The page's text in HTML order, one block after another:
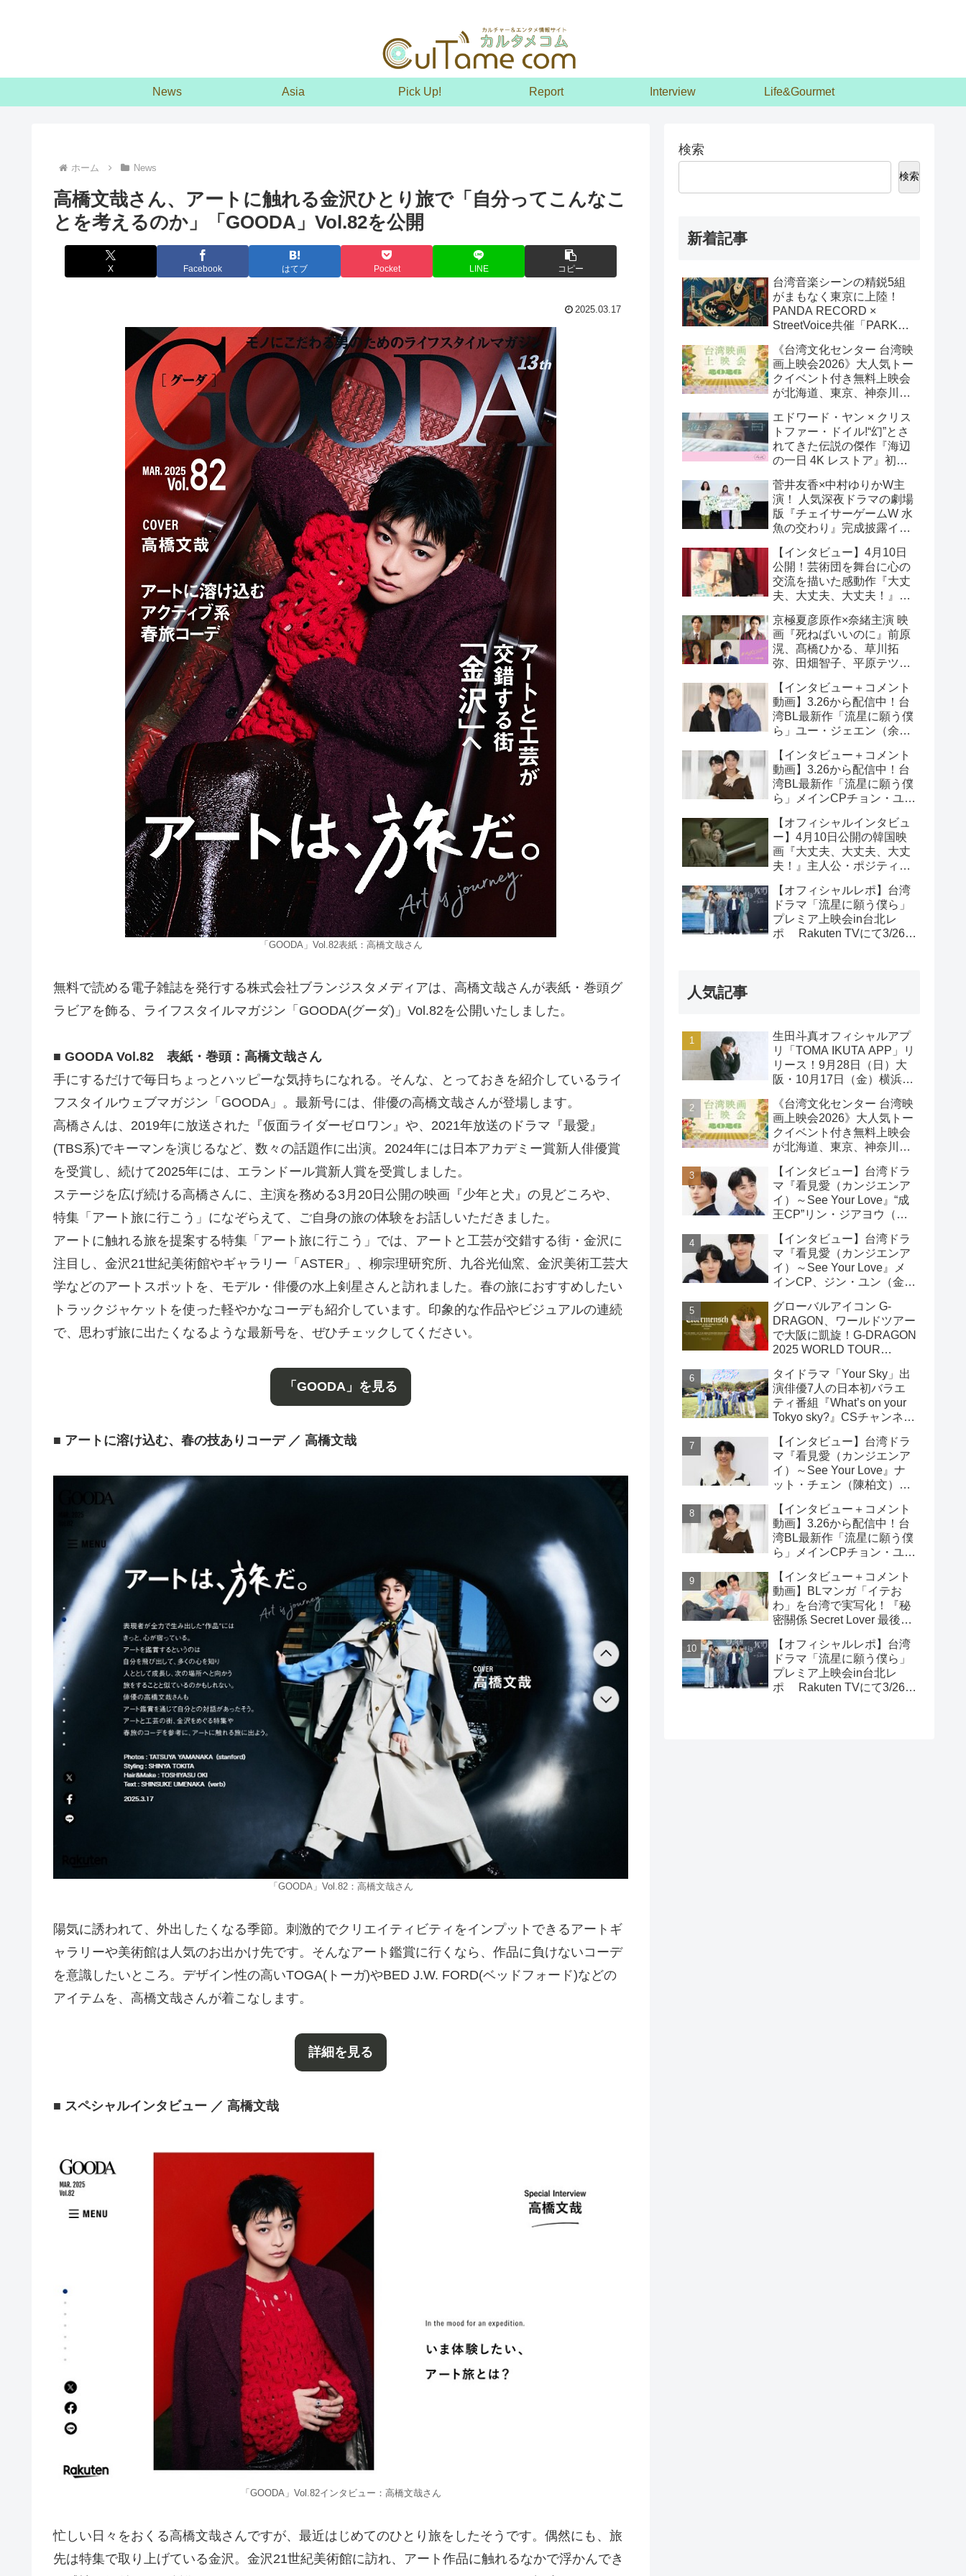
News Asia Pick Up! Report Interview Life&Gourmet
ホーム News
高橋文哉さん、アートに触れる金沢ひとり旅で「自分ってこんなこ
とを考えるのか」「GOODA」Vol.82を公開
X Facebook はてブ Pocket LINE コピー
2025.03.17
「GOODA」Vol.82表紙：高橋文哉さん
無料で読める電子雑誌を発行する株式会社ブランジスタメディアは、高橋文哉さんが表紙・巻頭グ
ラビアを飾る、ライフスタイルマガジン「GOODA(グーダ)」Vol.82を公開いたしました。
■ GOODA Vol.82 表紙・巻頭：高橋文哉さん
手にするだけで毎日ちょっとハッピーな気持ちになれる。そんな、とっておきを紹介しているライ
フスタイルウェブマガジン「GOODA」。最新号には、俳優の高橋文哉さんが登場します。
高橋さんは、2019年に放送された『仮面ライダーゼロワン』や、2021年放送のドラマ『最愛』
(TBS系)でキーマンを演じるなど、数々の話題作に出演。2024年には日本アカデミー賞新人俳優賞
を受賞し、続けて2025年には、エランドール賞新人賞を受賞しました。
ステージを広げ続ける高橋さんに、主演を務める3月20日公開の映画『少年と犬』の見どころや、
特集「アート旅に行こう」になぞらえて、ご自身の旅の体験をお話しいただきました。
アートに触れる旅を提案する特集「アート旅に行こう」では、アートと工芸が交錯する街・金沢に
注目し、金沢21世紀美術館やギャラリー「ASTER」、柳宗理研究所、九谷光仙窯、金沢美術工芸大
学などのアートスポットを、モデル・俳優の水上剣星さんと訪れました。春の旅におすすめしたい
トラックジャケットを使った軽やかなコーデも紹介しています。印象的な作品やビジュアルの連続
で、思わず旅に出たくなるような最新号を、ぜひチェックしてください。
「GOODA」を見る
■ アートに溶け込む、春の技ありコーデ ／ 高橋文哉
「GOODA」Vol.82：高橋文哉さん
陽気に誘われて、外出したくなる季節。刺激的でクリエイティビティをインプットできるアートギ
ャラリーや美術館は人気のお出かけ先です。そんなアート鑑賞に行くなら、作品に負けないコーデ
を意識したいところ。デザイン性の高いTOGA(トーガ)やBED J.W. FORD(ベッドフォード)などの
アイテムを、高橋文哉さんが着こなします。
詳細を見る
■ スペシャルインタビュー ／ 高橋文哉
「GOODA」Vol.82インタビュー：高橋文哉さん
忙しい日々をおくる高橋文哉さんですが、最近はじめてのひとり旅をしたそうです。偶然にも、旅
先は特集で取り上げている金沢。金沢21世紀美術館に訪れ、アート作品に触れるなかで浮かんでき
検索
検索
新着記事
台湾音楽シーンの精鋭5組
がまもなく東京に上陸！
PANDA RECORD ×
StreetVoice共催「PARK
好評発売中！
《台湾文化センター 台湾映
画上映会2026》大人気トー
クイベント付き無料上映会
が北海道、東京、神奈川、
決定!
エドワード・ヤン × クリス
トファー・ドイル!“幻”とさ
れてきた伝説の傑作『海辺
の一日 4K レストア』初の
『恐怖分子 デジタルリマス
ター』上映も!
菅井友香×中村ゆりかW主
演！ 人気深夜ドラマの劇場
版『チェイサーゲームW 水
魚の交わり』完成披露イベ
恋愛相談トーク開催！
【インタビュー】4月10日
公開！芸術団を舞台に心の
交流を描いた感動作『大丈
夫、大丈夫、大丈夫！』キ
ー
京極夏彦原作×奈緒主演 映
画『死ねばいいのに』前原
滉、髙橋ひかる、草川拓
弥、田畑智子、平原テツら
【インタビュー＋コメント
動画】3.26から配信中！台
湾BL最新作「流星に願う僕
ら」ユー・ジェエン（余杰
うた）インタビュー！サイ
ン入りチェキ読プレも
【インタビュー＋コメント
動画】3.26から配信中！台
湾BL最新作「流星に願う僕
ら」メインCPチョン・ユエ
ー・モンシュエン（初孟
軒） インタビュー！サイン
入りチェキ読プレも
【オフィシャルインタビュ
ー】4月10日公開の韓国映
画『大丈夫、大丈夫、大丈
夫！』主人公・ポジティブ
映画の見どころを紹介！
【オフィシャルレポ】台湾
ドラマ「流星に願う僕ら」
プレミア上映会in台北レ
ポ Rakuten TVにて3/26～
人気記事
生田斗真オフィシャルアプ
リ「TOMA IKUTA APP」リ
リース！9月28日（日）大
阪・10月17日（金）横浜に
ング開催！
《台湾文化センター 台湾映
画上映会2026》大人気トー
クイベント付き無料上映会
が北海道、東京、神奈川、
決定!
【インタビュー】台湾ドラ
マ『看見愛（カンジエンア
イ）～See Your Love』“成
王CP”リン・ジアヨウ（林
（林詠傑）インタビュー
【インタビュー】台湾ドラ
マ『看見愛（カンジエンア
イ）～See Your Love』メ
インCP、ジン・ユン（金
宇）インタビュー
グローバルアイコン G-
DRAGON、ワールドツアー
で大阪に凱旋！G-DRAGON
2025 WORLD TOUR
ENCORE 9月23日(火・
祝)18:00よりファンクラブ
先行受付開始！！
タイドラマ「Your Sky」出
演俳優7人の日本初バラエ
ティ番組『What’s on your
Tokyo sky?』CSチャンネ
日（日）19時30分 独占放
送！！
【インタビュー】台湾ドラ
マ『看見愛（カンジエンア
イ）～See Your Love』ナ
ット・チェン（陳柏文）イ
【インタビュー＋コメント
動画】3.26から配信中！台
湾BL最新作「流星に願う僕
ら」メインCPチョン・ユエ
ー・モンシュエン（初孟
軒） インタビュー！サイン
入りチェキ読プレも
【インタビュー＋コメント
動画】BLマンガ「イテお
わ」を台湾で実写化！『秘
密關係 Secret Lover 最後の
豪）＆Chance（成晞）イン
タビュー 12月26日(金)よ
りシネマート新宿ほか全国
公開！
【オフィシャルレポ】台湾
ドラマ「流星に願う僕ら」
プレミア上映会in台北レ
ポ Rakuten TVにて3/26～